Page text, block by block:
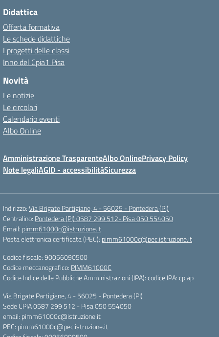
Didattica
Offerta formativa
Le schede didattiche
I progetti delle classi
Inno del Cpia1 Pisa
Novità
Le notizie
Le circolari
Calendario eventi
Albo Online
Amministrazione TrasparenteAlbo OnlinePrivacy Policy
Note legaliAGID - accessibilitàSicurezza
Indirizzo:Via Brigate Partigiane, 4 - 56025 - Pontedera (PI)
Centralino: Pontedera (PI) 0587 299 512- Pisa 050 554050
Email: pimm61000c@istruzione.it
Posta elettronica certificata (PEC): pimm61000c@pec.istruzione.it
Codice fiscale: 90056090500
Codice meccanografico: PIMM61000C
Codice Indice delle Pubbliche Amministrazioni (IPA): codice IPA: cpiap
Via Brigate Partigiane, 4 - 56025 - Pontedera (PI)
Sede CPIA 0587 299 512 - Pisa 050 554050
email: pimm61000c@istruzione.it
PEC: pimm61000c@pec.istruzione.it